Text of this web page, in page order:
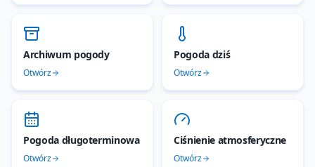
Archiwum pogody
Otwórz
Pogoda dziś
Otwórz
Pogoda długoterminowa
Otwórz
Ciśnienie atmosferyczne
Otwórz